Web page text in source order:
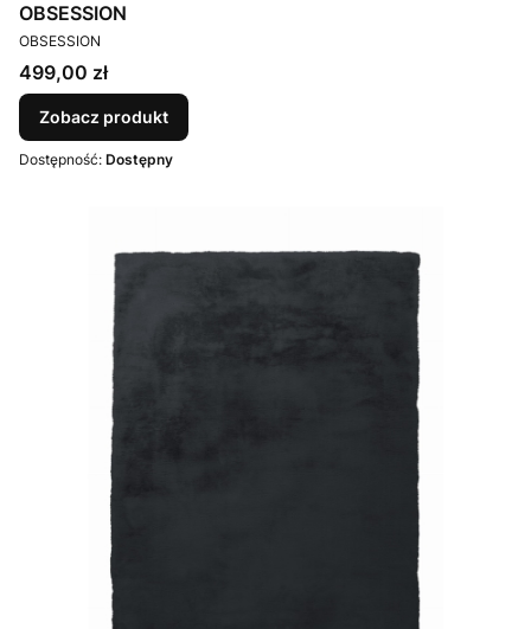
OBSESSION
PRODUCENT
OBSESSION
Cena
499,00 zł
Zobacz produkt
Dostępność: Dostępny